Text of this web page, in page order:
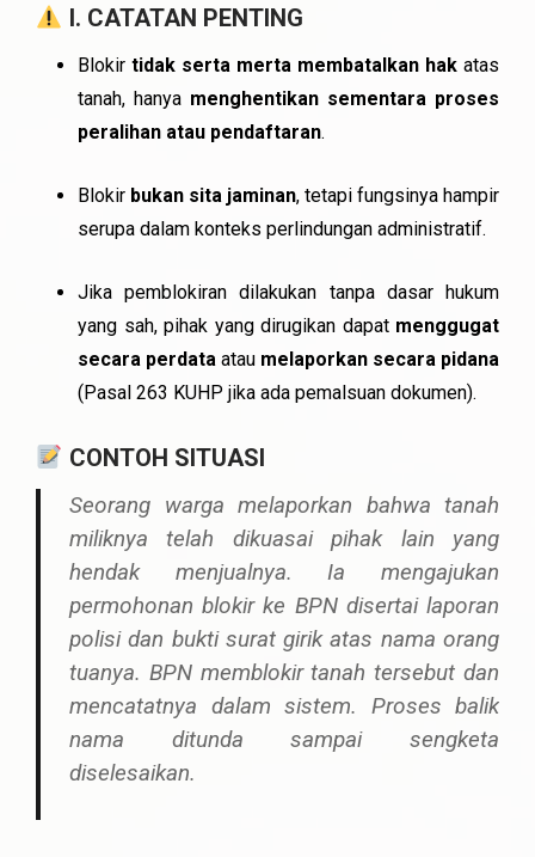
I. CATATAN PENTING
Blokir tidak serta merta membatalkan hak atas
tanah, hanya menghentikan sementara proses
peralihan atau pendaftaran.
Blokir bukan sita jaminan, tetapi fungsinya hampir
serupa dalam konteks perlindungan administratif.
Jika pemblokiran dilakukan tanpa dasar hukum
yang sah, pihak yang dirugikan dapat menggugat
secara perdata atau melaporkan secara pidana
(Pasal 263 KUHP jika ada pemalsuan dokumen).
CONTOH SITUASI
Seorang warga melaporkan bahwa tanah
miliknya telah dikuasai pihak lain yang
hendak menjualnya. Ia mengajukan
permohonan blokirke BPN disertai laporan
polisi dan bukti surat girik atas nama orang
tuanya. BPN memblokir tanah tersebut dan
mencatatnya dalam sistem. Proses balik
nama ditunda sampai sengketa
diselesaikan.